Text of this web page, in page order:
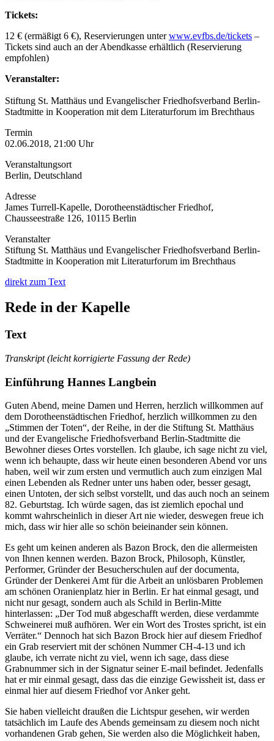
Tickets:
12 € (ermäßigt 6 €), Reservierungen unterwww.evfbs.de/tickets –
Tickets sind auch an der Abendkasse erhältlich (Reservierung
empfohlen)
Veranstalter:
Stiftung St. Matthäus und Evangelischer Friedhofsverband Berlin-
Stadtmitte in Kooperation mit dem Literaturforum im Brechthaus
Termin
02.06.2018, 21:00 Uhr
Veranstaltungsort
Berlin, Deutschland
Adresse
James Turrell-Kapelle, Dorotheenstädtischer Friedhof,
Chausseestraße 126, 10115 Berlin
Veranstalter
Stiftung St. Matthäus und Evangelischer Friedhofsverband Berlin-
Stadtmitte in Kooperation mit Literaturforum im Brechthaus
direkt zum Text
Rede in der Kapelle
Text
Transkript (leicht korrigierte Fassung der Rede)
Einführung Hannes Langbein
Guten Abend, meine Damen und Herren, herzlich willkommen auf
dem Dorotheenstädtischen Friedhof, herzlich willkommen zu den
„Stimmen der Toten“, der Reihe, in der die Stiftung St. Matthäus
und der Evangelische Friedhofsverband Berlin-Stadtmitte die
Bewohner dieses Ortes vorstellen. Ich glaube, ich sage nicht zu viel,
wenn ich behaupte, dass wir heute einen besonderen Abend vor uns
haben, weil wir zum ersten und vermutlich auch zum einzigen Mal
einen Lebenden als Redner unter uns haben oder, besser gesagt,
einen Untoten, der sich selbst vorstellt, und das auch noch an seinem
82. Geburtstag. Ich würde sagen, das ist ziemlich epochal und
kommt wahrscheinlich in dieser Art nie wieder, deswegen freue ich
mich, dass wir hier alle so schön beieinander sein können.
Es geht um keinen anderen als Bazon Brock, den die allermeisten
von Ihnen kennen werden. Bazon Brock, Philosoph, Künstler,
Performer, Gründer der Besucherschulen auf der documenta,
Gründer der Denkerei Amt für die Arbeit an unlösbaren Problemen
am schönen Oranienplatz hier in Berlin. Er hat einmal gesagt, und
nicht nur gesagt, sondern auch als Schild in Berlin-Mitte
hinterlassen: „Der Tod muß abgeschafft werden, diese verdammte
Schweinerei muß aufhören. Wer ein Wort des Trostes spricht, ist ein
Verräter.“ Dennoch hat sich Bazon Brock hier auf diesem Friedhof
ein Grab reserviert mit der schönen Nummer CH-4-13 und ich
glaube, ich verrate nicht zu viel, wenn ich sage, dass diese
Grabnummer sich in der Signatur seiner E-mail befindet. Jedenfalls
hat er mir einmal gesagt, dass das die einzige Gewissheit ist, dass er
einmal hier auf diesem Friedhof vor Anker geht.
Sie haben vielleicht draußen die Lichtspur gesehen, wir werden
tatsächlich im Laufe des Abends gemeinsam zu diesem noch nicht
vorhandenen Grab gehen, Sie werden also die Möglichkeit haben,